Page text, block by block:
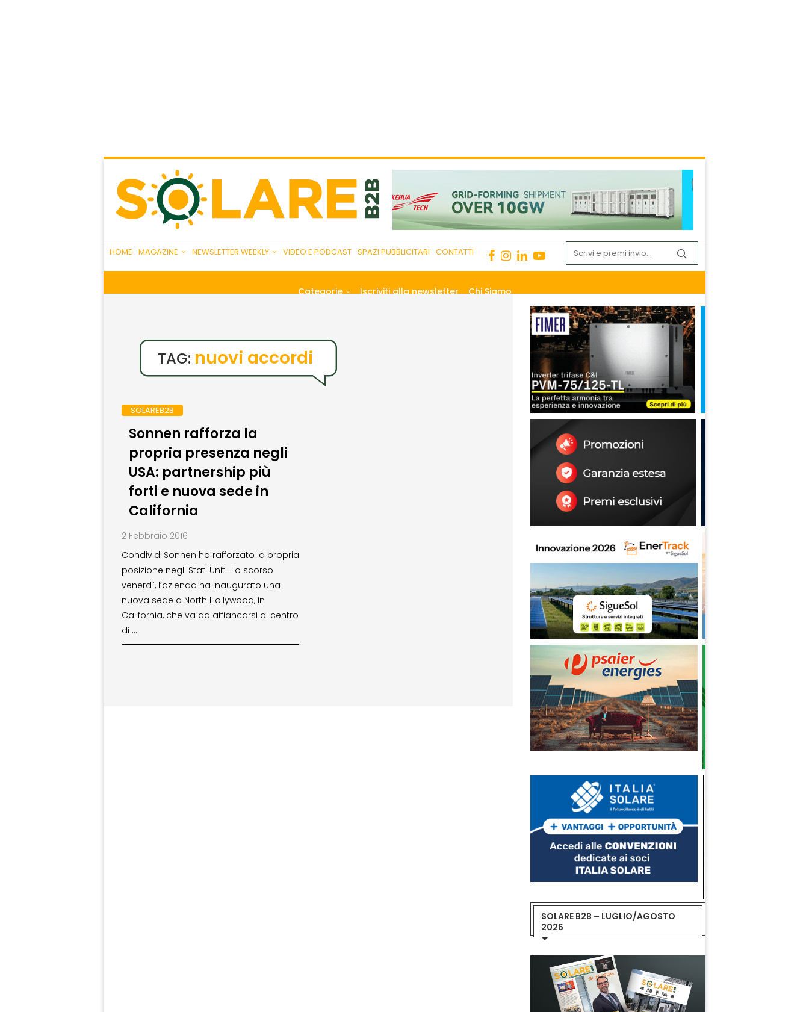
HOME MAGAZINE NEWSLETTER WEEKLY VIDEO E PODCAST SPAZI PUBBLICITARI CONTATTI
Categorie Iscriviti alla newsletter Chi Siamo
TAG: nuovi accordi
SOLAREB2B
Sonnen rafforza la
propria presenza negli
USA: partnership più
forti e nuova sede in
California
2 Febbraio 2016
Condividi:Sonnen ha rafforzato la propria
posizione negli Stati Uniti. Lo scorso
venerdì, l’azienda ha inaugurato una
nuova sede a North Hollywood, in
California, che va ad affiancarsi al centro
di …
SOLARE B2B – LUGLIO/AGOSTO
2026